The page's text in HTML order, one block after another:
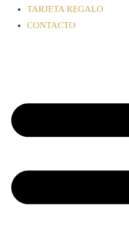
TARJETA REGALO
CONTACTO